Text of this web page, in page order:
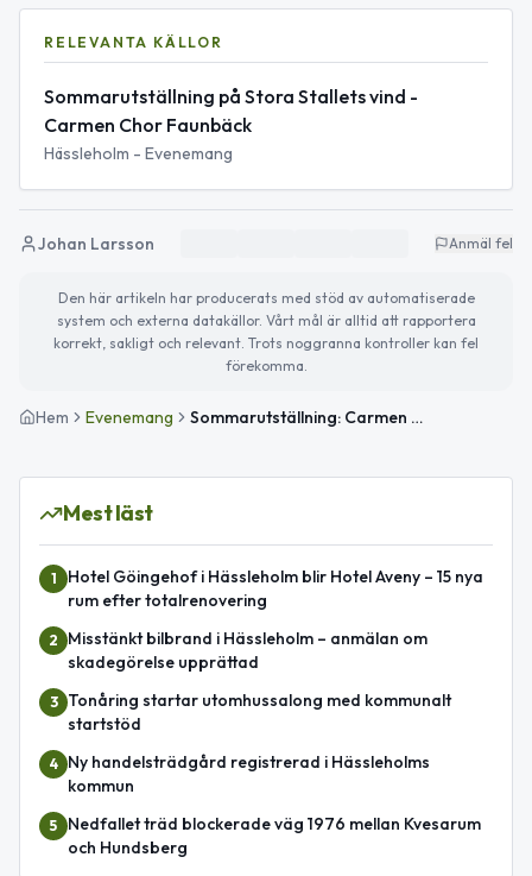
RELEVANTA KÄLLOR
Sommarutställning på Stora Stallets vind -
Carmen Chor Faunbäck
Hässleholm - Evenemang
Johan Larsson Anmäl fel
Den här artikeln har producerats med stöd av automatiserade
system och externa datakällor. Vårt mål är alltid att rapportera
korrekt, sakligt och relevant. Trots noggranna kontroller kan fel
förekomma.
Hem Evenemang Sommarutställning: Carmen Chor Faunbäck på Stora Stallets vind
Mest läst
1
Hotel Göingehof i Hässleholm blir Hotel Aveny – 15 nya
rum efter totalrenovering
2
Misstänkt bilbrand i Hässleholm – anmälan om
skadegörelse upprättad
3
Tonåring startar utomhussalong med kommunalt
startstöd
4
Ny handelsträdgård registrerad i Hässleholms
kommun
5
Nedfallet träd blockerade väg 1976 mellan Kvesarum
och Hundsberg